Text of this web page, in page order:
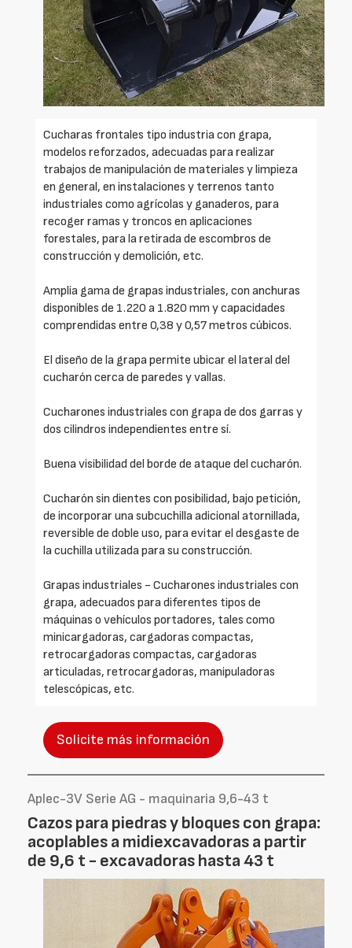
Cucharas frontales tipo industria con grapa,
modelos reforzados, adecuadas para realizar
trabajos de manipulación de materiales y limpieza
en general, en instalaciones y terrenos tanto
industriales como agrícolas y ganaderos, para
recoger ramas y troncos en aplicaciones
forestales, para la retirada de escombros de
construcción y demolición, etc.
Amplia gama de grapas industriales, con anchuras
disponibles de 1.220 a 1.820 mm y capacidades
comprendidas entre 0,38 y 0,57 metros cúbicos.
El diseño de la grapa permite ubicar el lateral del
cucharón cerca de paredes y vallas.
Cucharones industriales con grapa de dos garras y
dos cilindros independientes entre sí.
Buena visibilidad del borde de ataque del cucharón.
Cucharón sin dientes con posibilidad, bajo petición,
de incorporar una subcuchilla adicional atornillada,
reversible de doble uso, para evitar el desgaste de
la cuchilla utilizada para su construcción.
Grapas industriales - Cucharones industriales con
grapa, adecuados para diferentes tipos de
máquinas o vehículos portadores, tales como
minicargadoras, cargadoras compactas,
retrocargadoras compactas, cargadoras
articuladas, retrocargadoras, manipuladoras
telescópicas, etc.
Solicite más información
Aplec-3V Serie AG - maquinaria 9,6-43 t
Cazos para piedras y bloques con grapa:
acoplables a midiexcavadoras a partir
de 9,6 t - excavadoras hasta 43 t